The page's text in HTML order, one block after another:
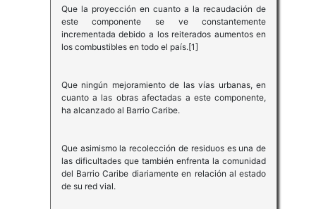
Que la proyección en cuanto a la recaudación de
este componente se ve constantemente
incrementada debido a los reiterados aumentos en
los combustibles en todo el país.[1]
Que ningún mejoramiento de las vías urbanas, en
cuanto a las obras afectadas a este componente,
ha alcanzado al Barrio Caribe.
Que asimismo la recolección de residuos es una de
las dificultades que también enfrenta la comunidad
del Barrio Caribe diariamente en relación al estado
de su red vial.